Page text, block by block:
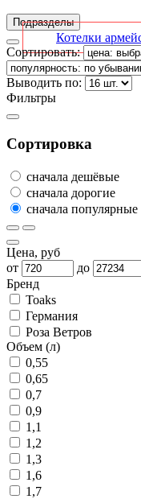
Подразделы
Котелки
Сортировать:
Выводить по:
Фильтры
Сортировка
сначала дешёвые
сначала дорогие
сначала популярные
Цена, руб
от
до
Бренд
Toaks
Германия
Роза Ветров
Объем (л)
0,55
0,65
0,7
0,9
1,1
1,2
1,3
1,6
1,7